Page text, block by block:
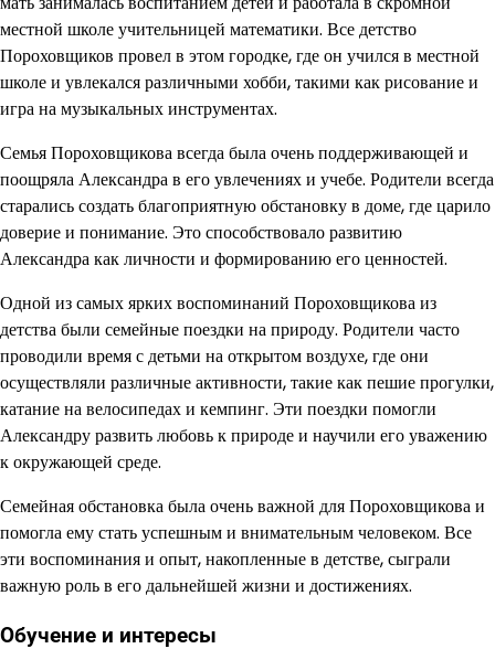
местной школе учительницей математики. Все детство
Пороховщиков провел в этом городке, где он учился в местной
школе и увлекался различными хобби, такими как рисование и
игра на музыкальных инструментах.
Семья Пороховщикова всегда была очень поддерживающей и
поощряла Александра в его увлечениях и учебе. Родители всегда
старались создать благоприятную обстановку в доме, где царило
доверие и понимание. Это способствовало развитию
Александра как личности и формированию его ценностей.
Одной из самых ярких воспоминаний Пороховщикова из
детства были семейные поездки на природу. Родители часто
проводили время с детьми на открытом воздухе, где они
осуществляли различные активности, такие как пешие прогулки,
катание на велосипедах и кемпинг. Эти поездки помогли
Александру развить любовь к природе и научили его уважению
к окружающей среде.
Семейная обстановка была очень важной для Пороховщикова и
помогла ему стать успешным и внимательным человеком. Все
эти воспоминания и опыт, накопленные в детстве, сыграли
важную роль в его дальнейшей жизни и достижениях.
Обучение и интересы